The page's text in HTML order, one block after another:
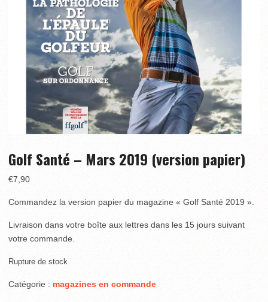
Golf Santé – Mars 2019 (version papier)
€7,90
Commandez la version papier du magazine « Golf Santé 2019 ».
Livraison dans votre boîte aux lettres dans les 15 jours suivant
votre commande.
Rupture de stock
Catégorie : magazines en commande